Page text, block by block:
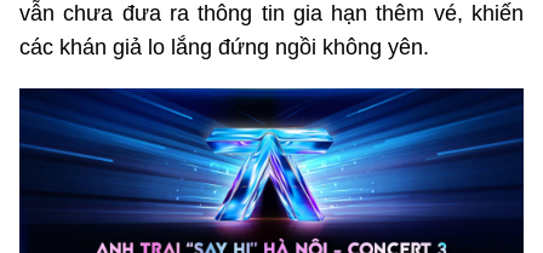
©2025 Bản quyền thuộc Bộ Khoa Học và Công Nghệ
(Ghi rõ nguồn "https://mst.gov.vn" khi phát hành lại thông tin
từ website này)
vẫn chưa đưa ra thông tin gia hạn thêm vé, khiến
các khán giả lo lắng đứng ngồi không yên.